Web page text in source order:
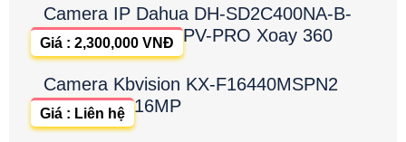
Camera IP Dahua DH-SD2C400NA-B-
PV-PRO Xoay 360
Giá : 2,300,000 VNĐ
Camera Kbvision KX-F16440MSPN2
16MP
Giá : Liên hệ